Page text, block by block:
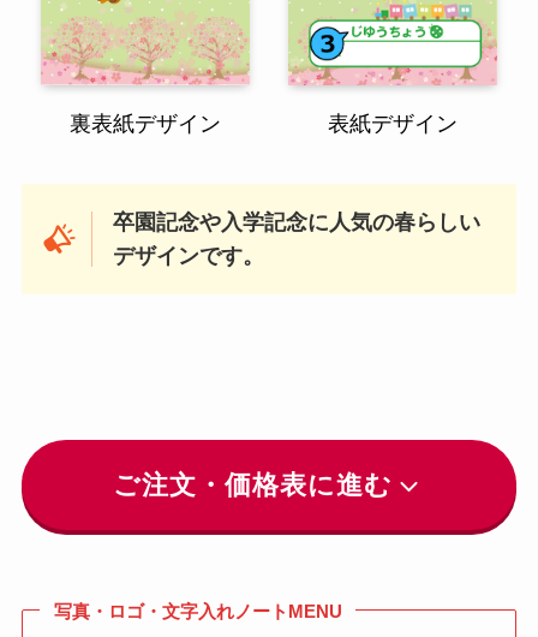
裏表紙デザイン 表紙デザイン
卒園記念や入学記念に人気の春らしい
デザインです。
ご注文・価格表に進む
写真・ロゴ・文字入れノートMENU